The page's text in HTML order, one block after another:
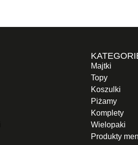
Majtki
Topy
Koszulki
Piżamy
Komplety
Wielopaki
Produkty